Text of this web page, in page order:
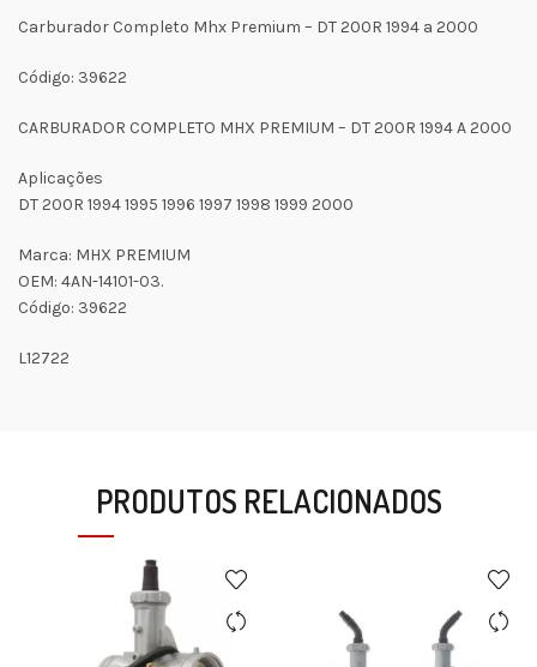
Carburador Completo Mhx Premium – DT 200R 1994 a 2000
Código: 39622
CARBURADOR COMPLETO MHX PREMIUM – DT 200R 1994 A 2000
Aplicações
DT 200R 1994 1995 1996 1997 1998 1999 2000
Marca: MHX PREMIUM
OEM: 4AN-14101-03.
Código: 39622
L12722
PRODUTOS RELACIONADOS